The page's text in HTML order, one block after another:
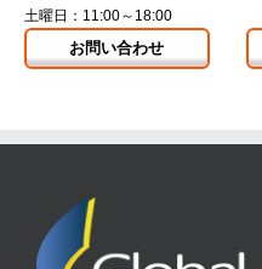
土曜日：11:00～18:00
お問い合わせ